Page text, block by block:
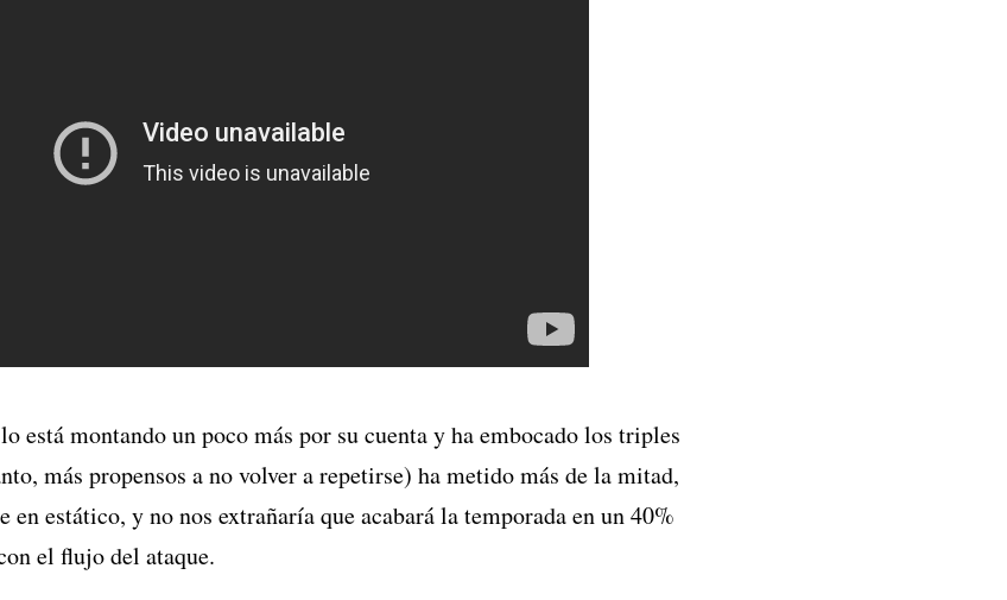
está montando un poco más por su cuenta y ha embocado los triples
más propensos a no volver a repetirse) ha metido más de la mitad,
en estático, y no nos extrañaría que acabará la temporada en un 40%
el flujo del ataque.